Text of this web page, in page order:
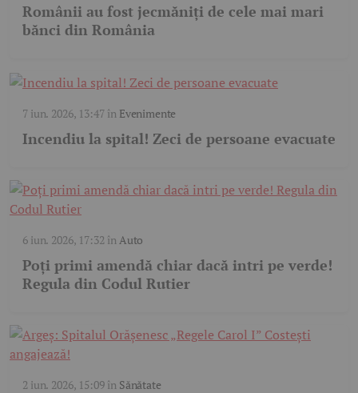
Românii au fost jecmăniți de cele mai mari
bănci din România
7 iun. 2026, 13:47în Evenimente
Incendiu la spital! Zeci de persoane evacuate
6 iun. 2026, 17:32 înAuto
Poți primi amendă chiar dacă intri pe verde!
Regula din Codul Rutier
2 iun. 2026, 15:09în Sănătate